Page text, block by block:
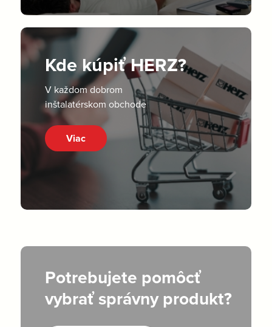
Kde kúpiť HERZ?
V každom dobrom
inštalatérskom obchode
Viac
Potrebujete pomôcť
vybrať správny produkt?